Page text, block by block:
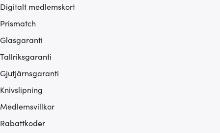
Digitalt medlemskort
Prismatch
Glasgaranti
Tallriksgaranti
Gjutjärnsgaranti
Knivslipning
Medlemsvillkor
Rabattkoder